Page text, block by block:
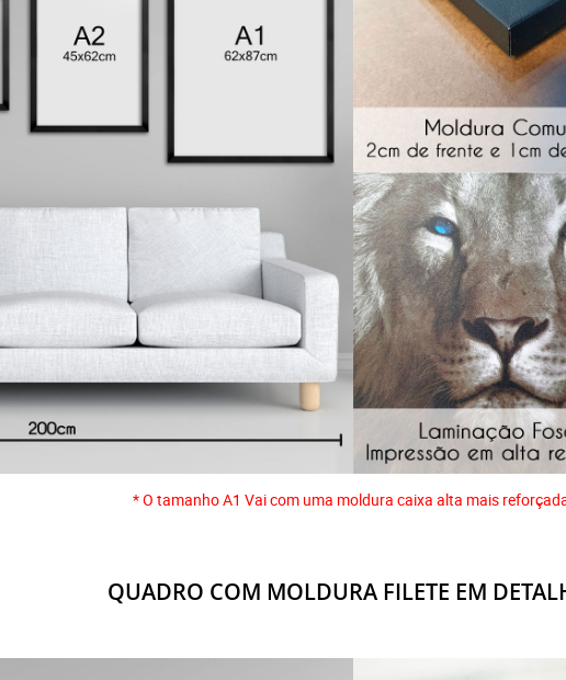
* O tamanho A1 Vai com uma moldura caixa alta mais
QUADRO COM MOLDURA FILETE EM